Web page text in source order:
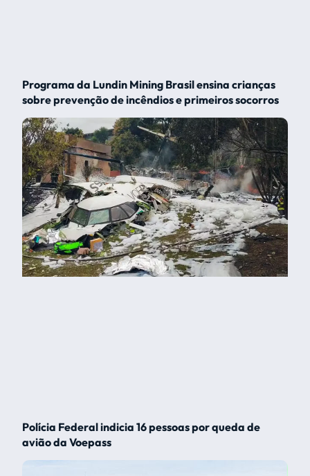
Programa da Lundin Mining Brasil ensina crianças
sobre prevenção de incêndios e primeiros socorros
Polícia Federal indicia 16 pessoas por queda de
avião da Voepass